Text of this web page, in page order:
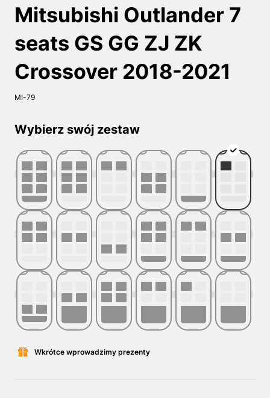
Mitsubishi Outlander 7
seats GS GG ZJ ZK
Crossover 2018-2021
MI-79
Wybierz swój zestaw
Wkrótce wprowadzimy prezenty